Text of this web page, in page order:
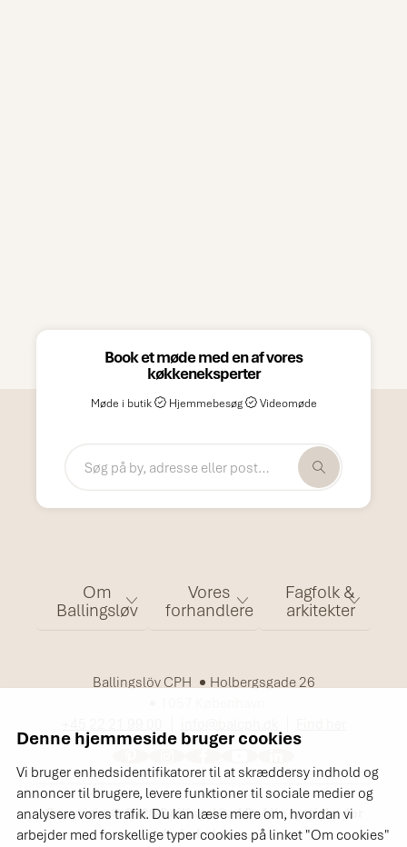
Denne hjemmeside bruger cookies
Vi bruger enhedsidentifikatorer til at skræddersy indhold og
annoncer til brugere, levere funktioner til sociale medier og
analysere vores trafik. Du kan læse mere om, hvordan vi
arbejder med forskellige typer cookies på linket "Om cookies"
Book et møde med en af vores
køkkeneksperter
Møde i butik Hjemmebesøg Videomøde
Om
Ballingsløv
Vores
forhandlere
Fagfolk &
arkitekter
Ballingslöv CPH
Holbergsgade 26
Copyright © 2026 Ballingslöv AB. Alle rettigheder
forbeholdes.